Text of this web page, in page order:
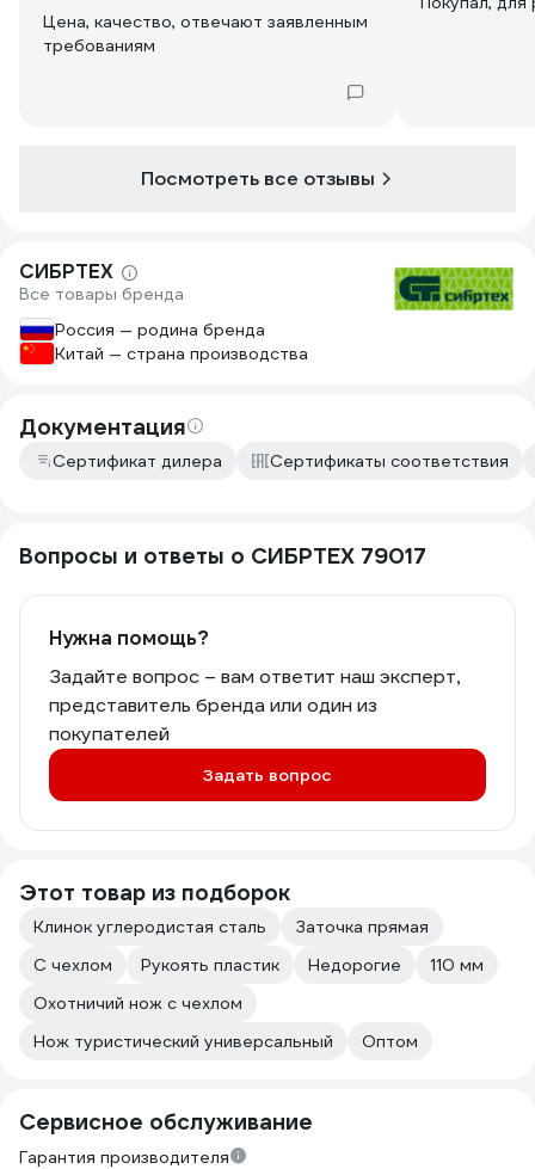
Цена, качество, отвечают заявленным
требованиям
Посмотреть все отзывы
СИБРТЕХ
Все товары бренда
Россия — родина бренда
Китай — страна производства
Документация
Сертификат дилера Сертификаты соответствия
Вопросы и ответы о СИБРТЕХ 79017
Нужна помощь?
Задайте вопрос – вам ответит наш эксперт,
представитель бренда или один из
покупателей
Задать вопрос
Этот товар из подборок
Клинок углеродистая сталь
Заточка прямая
С чехлом
Рукоять пластик Недорогие
110 мм
Охотничий нож с чехлом
Нож туристический универсальный
Оптом
Сервисное обслуживание
Гарантия производителя